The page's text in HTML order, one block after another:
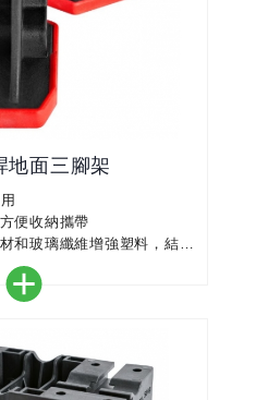
面三腳架
便收納攜帶
和玻璃纖維增強塑料，結構
撐，也可以保持穩定方便使
工期間的固定和支撐單人裝